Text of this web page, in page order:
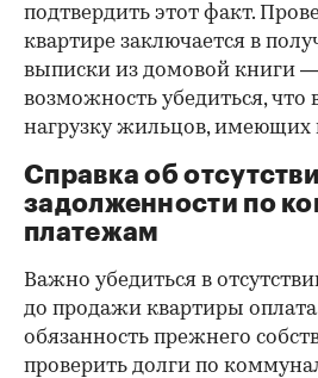
подтвердить этот факт.
квартире заключается в
выписки из домовой книги —
возможность убедиться, что
нагрузку жильцов, имеющих
Справка об
задолженности по
платежам
Важно убедиться в
до продажи квартиры
обязанность прежнего
проверить долги по